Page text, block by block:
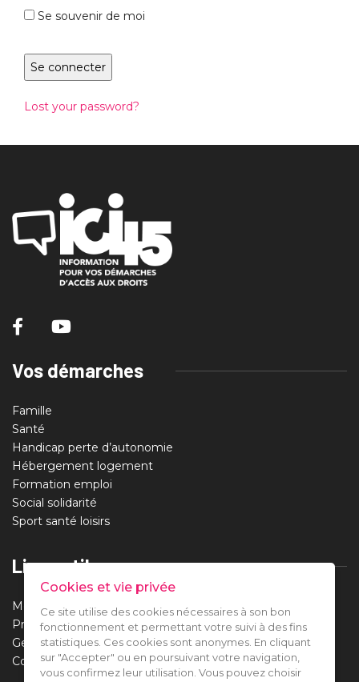
Se souvenir de moi
Lost your password?
Vos démarches
Famille
Santé
Handicap perte d’autonomie
Hébergement logement
Formation emploi
Social solidarité
Sport santé loisirs
Liens utiles
Mentions légales
Protection des données
Gestion des cookies
Contact
Cookies et vie privée
Ce site utilise des cookies nécessaires à son bon
fonctionnement et permettant votre suivi à des fins
statistiques. Ces cookies sont anonymes. En cliquant
sur "Accepter" ou en poursuivant votre navigation,
vous confirmez leur utilisation. Vous pouvez choisir